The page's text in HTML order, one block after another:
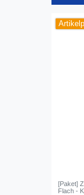
[Paket]
Flach -